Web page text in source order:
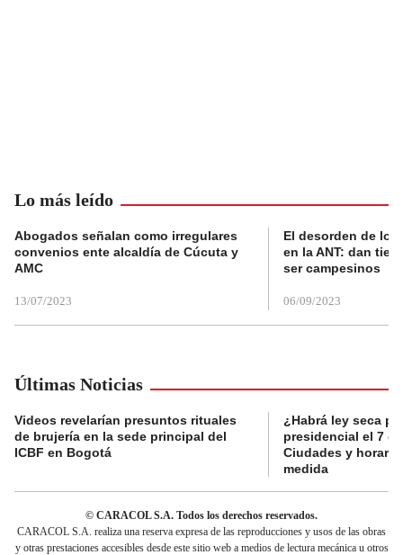
Lo más leído
Abogados señalan como irregulares
convenios ente alcaldía de Cúcuta y
AMC
13/07/2023
El desorden de
en la ANT: dan
ser campesinos
06/09/2023
Últimas Noticias
Videos revelarían presuntos rituales
de brujería en la sede principal del
ICBF en Bogotá
¿Habrá ley seca
presidencial el 7
Ciudades y
medida
© CARACOL S.A. Todos los derechos reservados.
CARACOL S.A. realiza una reserva expresa de las reproducciones y usos de las obras
y otras prestaciones accesibles desde este sitio web a medios de lectura mecánica u otros